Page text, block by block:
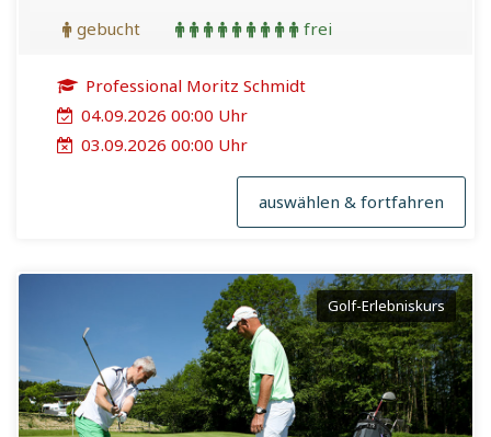
gebucht frei
Professional Moritz Schmidt
04.09.2026 00:00 Uhr
03.09.2026 00:00 Uhr
auswählen & fortfahren
Golf-Erlebniskurs